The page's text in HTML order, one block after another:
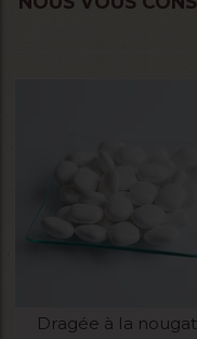
Dragée à la